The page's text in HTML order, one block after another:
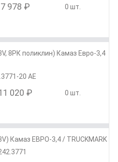
7 978 ₽ 0 шт.
8РК поликлин) Камаз Евро-3,4
20 AE
020 ₽ 0 шт.
Камаз ЕВРО-3,4 / TRUCKMARK